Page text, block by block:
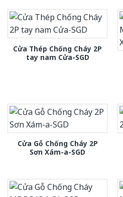
Cửa Thép Chống Cháy 2P
tay nam Cửa-SGD
Cửa Gỗ Chống Cháy 2P
Sơn Xám-a-SGD